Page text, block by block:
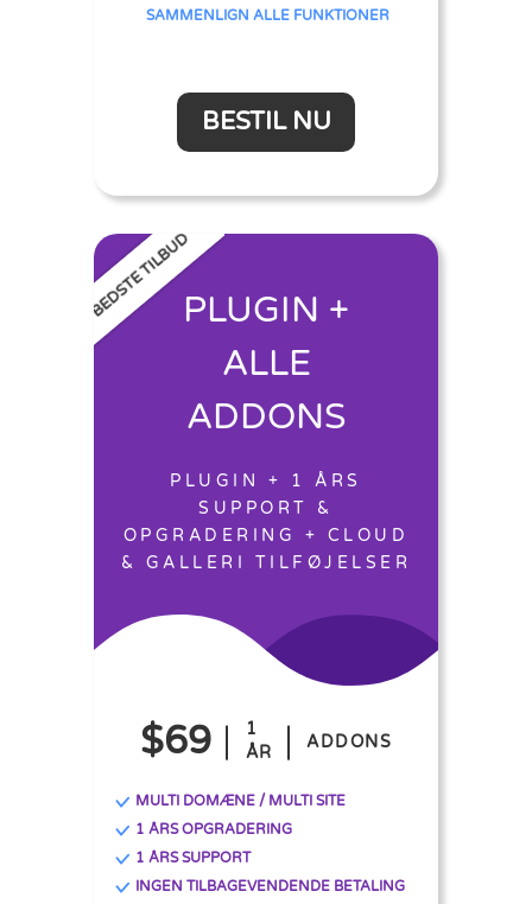
SAMMENLIGN ALLE FUNKTIONER
BESTIL NU
BEDSTE TILBUDPLUGIN +
ALLE
ADDONS
PLUGIN + 1 ÅRS
SUPPORT &
OPGRADERING + CLOUD
& GALLERI TILFØJELSER
$69
1
ÅR
ADDONS
MULTI DOMÆNE / MULTI SITE
1 ÅRS OPGRADERING
1 ÅRS SUPPORT
INGEN TILBAGEVENDENDE BETALING